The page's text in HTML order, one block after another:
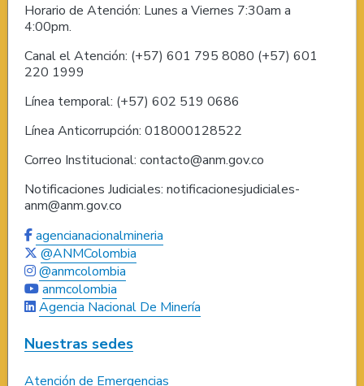
Horario de Atención: Lunes a Viernes 7:30am a
4:00pm.
Canal el Atención: (+57) 601 795 8080 (+57) 601
220 1999
Línea temporal: (+57) 602 519 0686
Línea Anticorrupción: 018000128522
Correo Institucional: contacto@anm.gov.co
Notificaciones Judiciales: notificacionesjudiciales-
anm@anm.gov.co
agencianacionalmineria
@ANMColombia
@anmcolombia
anmcolombia
Agencia Nacional De Minería
Nuestras sedes
Atención de Emergencias